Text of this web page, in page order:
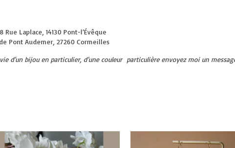
8 Rue Laplace, 14130 Pont-l’Évêque
Pont Audemer, 27260 Cormeilles
d’un bijou en particulier, d’une couleur particulière envoyez moi un